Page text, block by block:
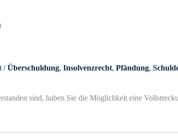
/Überschuldung, Insolvenzrecht, Pfändung,
sind, haben Sie die Möglichkeit eine